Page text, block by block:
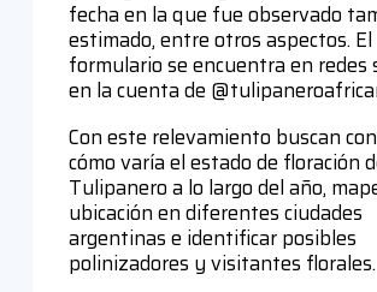
fecha en la que fue observado
estimado, entre otros aspectos. El
formulario se encuentra en redes
en la cuenta de
Con este relevamiento buscan
cómo varía el estado de floración
Tulipanero a lo largo del año,
ubicación en diferentes ciudades
argentinas e identificar posibles
polinizadores y visitantes florales.